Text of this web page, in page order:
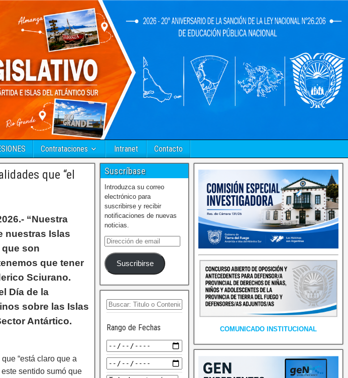
Contrataciones Intranet Contacto
que “el
“Nuestra
nuestras Islas
son
que tener
Sciurano.
Día de la
sobre las Islas
Antártico.
“está claro que a
sentido sumó que
Suscríbase
Introduzca su correo
electrónico para
suscribirse y recibir
notificaciones de nuevas
noticias.
Suscribirse
Rango de Fechas COMUNICADO INSTITUCIONAL